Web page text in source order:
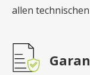
allen